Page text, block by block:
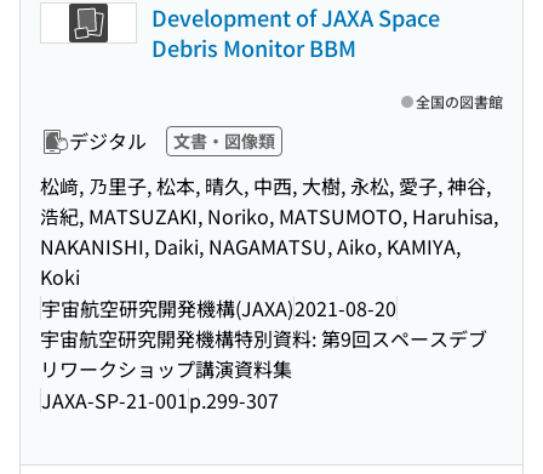
Development of JAXA Space
Debris Monitor BBM
デジタル 文書・図像類
松﨑, 乃里子, 松本, 晴久, 中西, 大樹, 永松, 愛子, 神谷,
浩紀, MATSUZAKI, Noriko, MATSUMOTO, Haruhisa,
NAKANISHI, Daiki, NAGAMATSU, Aiko, KAMIYA,
Koki
宇宙航空研究開発機構(JAXA)2021-08-20
宇宙航空研究開発機構特別資料: 第9回スペースデブ
リワークショップ講演資料集
JAXA-SP-21-001p.299-307
全国の図書館